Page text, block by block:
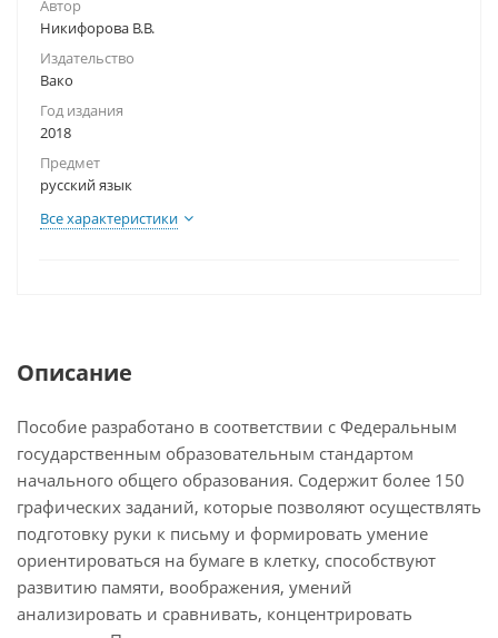
Автор
Никифорова В.В.
Издательство
Вако
Год издания
2018
Предмет
русский язык
Все характеристики
Описание
Пособие разработано в соответствии с Федеральным
государственным образовательным стандартом
начального общего образования. Содержит более 150
графических заданий, которые позволяют осуществлять
подготовку руки к письму и формировать умение
ориентироваться на бумаге в клетку, способствуют
развитию памяти, воображения, умений
анализировать и сравнивать, концентрировать